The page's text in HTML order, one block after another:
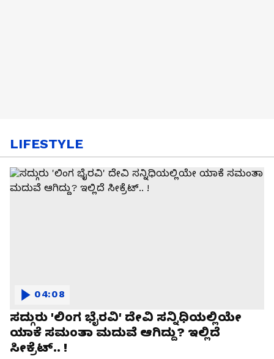
LIFESTYLE
ಸದ್ಗುರು 'ಲಿಂಗ ಭೈರವಿ' ದೇವಿ ಸನ್ನಿಧಿಯಲ್ಲಿಯೇ
ಯಾಕೆ ಸಮಂತಾ ಮದುವೆ ಆಗಿದ್ದು? ಇಲ್ಲಿದೆ
ಸೀಕ್ರೆಟ್.. !
04:08